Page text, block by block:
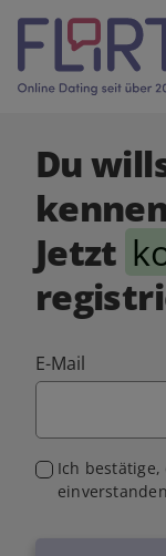
Du
Jetzt
E-Mail
Ich